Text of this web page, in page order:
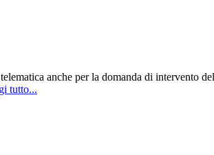
anche per la domanda di intervento
tutto...